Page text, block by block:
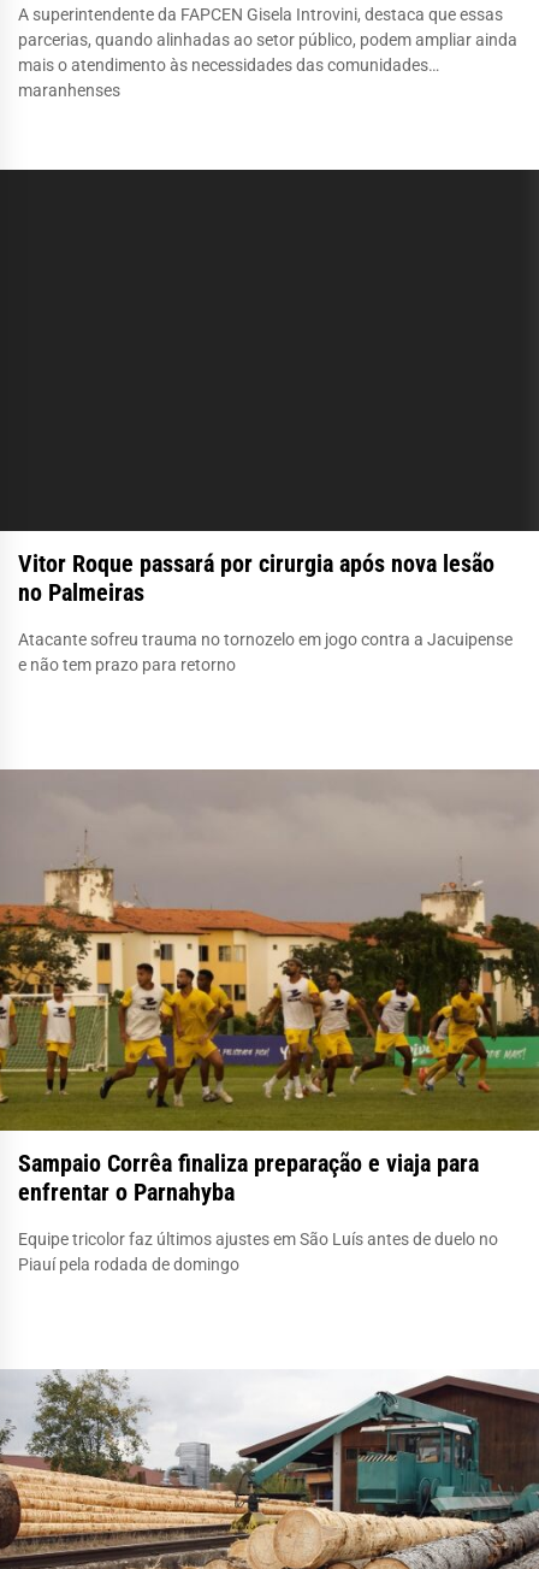
A superintendente da FAPCEN Gisela Introvini, destaca que essas
parcerias, quando alinhadas ao setor público, podem ampliar ainda
mais o atendimento às necessidades das comunidades
maranhenses
Vitor Roque passará por cirurgia após nova lesão
no Palmeiras
Atacante sofreu trauma no tornozelo em jogo contra a Jacuipense
e não tem prazo para retorno
Sampaio Corrêa finaliza preparação e viaja para
enfrentar o Parnahyba
Equipe tricolor faz últimos ajustes em São Luís antes de duelo no
Piauí pela rodada de domingo